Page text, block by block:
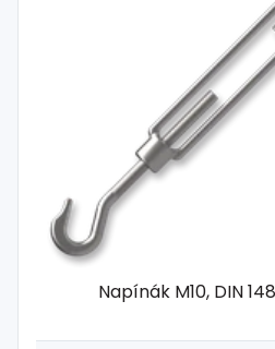
Napínák M10, DIN